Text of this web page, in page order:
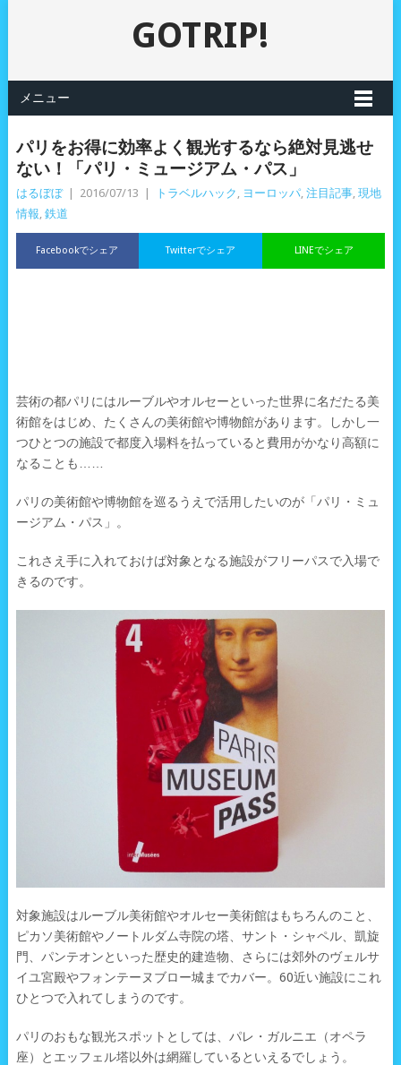
GOTRIP!
メニュー
パリをお得に効率よく観光するなら絶対見逃せ
ない！「パリ・ミュージアム・パス」
はるぼぼ 2016/07/13 トラベルハック , ヨーロッパ, 注目記事, 現地
情報, 鉄道
Facebookでシェア LINEでシェア
Twitterでシェア
芸術の都パリにはルーブルやオルセーといった世界に名だたる美
術館をはじめ、たくさんの美術館や博物館があります。しかし一
つひとつの施設で都度入場料を払っていると費用がかなり高額に
なることも……
パリの美術館や博物館を巡るうえで活用したいのが「パリ・ミュ
ージアム・パス」。
これさえ手に入れておけば対象となる施設がフリーパスで入場で
きるのです。
対象施設はルーブル美術館やオルセー美術館はもちろんのこと、
ピカソ美術館やノートルダム寺院の塔、サント・シャペル、凱旋
門、パンテオンといった歴史的建造物、さらには郊外のヴェルサ
イユ宮殿やフォンテーヌブロー城までカバー。60近い施設にこれ
ひとつで入れてしまうのです。
パリのおもな観光スポットとしては、パレ・ガルニエ（オペラ
座）とエッフェル塔以外は網羅しているといえるでしょう。